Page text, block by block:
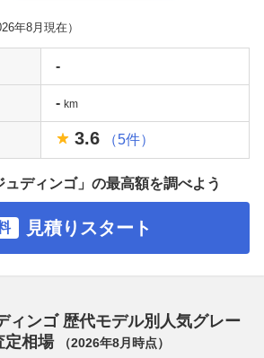
年8月現在）
-
- km
3.6 （5件）
ディンゴ」の最高額を調べよう
見積りスタート
ィンゴ 歴代モデル別人気グレー
定相場
（2026年8月 時点）